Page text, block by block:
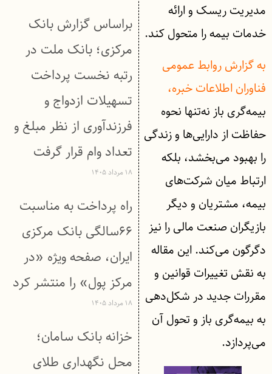
مدیریت ریسک و ارائه
خدمات بیمه را متحول کند.
به گزارش روابط عمومی
فناوران اطلاعات خبره،
بیمه‌گری باز نه‌تنها نحوه
حفاظت از دارایی‌ها و زندگی
را بهبود می‌بخشد، بلکه
ارتباط میان شرکت‌های
بیمه، مشتریان و دیگر
بازیگران صنعت مالی را نیز
دگرگون می‌کند. این مقاله
به نقش تغییرات قوانین و
مقررات جدید در شکل‌دهی
به بیمه‌گری باز و تحول آن
می‌پردازد.
براساس گزارش بانک
مركزی؛ بانک ملت در
رتبه نخست پرداخت
تسهیلات ازدواج و
فرزندآوری از نظر مبلغ و
تعداد وام قرار گرفت
۱۸ مرداد ۱۴۰۵
راه پرداخت به مناسبت
۶۶سالگی بانک مرکزی
ایران، صفحه ویژه «در
مرکز پول» را منتشر کرد
۱۸ مرداد ۱۴۰۵
خزانه بانک سامان؛
محل نگهداری طلای